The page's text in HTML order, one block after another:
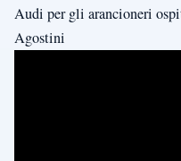
Audi per gli arancioneri
Agostini